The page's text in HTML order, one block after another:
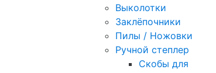
Выколотки
Заклёпочники
Пилы / Ножовки
Ручной степлер
Скобы для